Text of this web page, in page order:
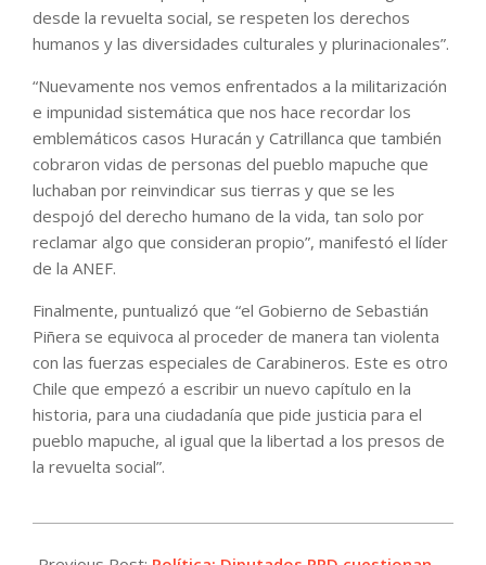
desde la revuelta social, se respeten los derechos
humanos y las diversidades culturales y plurinacionales”.
“Nuevamente nos vemos enfrentados a la militarización
e impunidad sistemática que nos hace recordar los
emblemáticos casos Huracán y Catrillanca que también
cobraron vidas de personas del pueblo mapuche que
luchaban por reinvindicar sus tierras y que se les
despojó del derecho humano de la vida, tan solo por
reclamar algo que consideran propio”, manifestó el líder
de la ANEF.
Finalmente, puntualizó que “el Gobierno de Sebastián
Piñera se equivoca al proceder de manera tan violenta
con las fuerzas especiales de Carabineros. Este es otro
Chile que empezó a escribir un nuevo capítulo en la
historia, para una ciudadanía que pide justicia para el
pueblo mapuche, al igual que la libertad a los presos de
la revuelta social”.